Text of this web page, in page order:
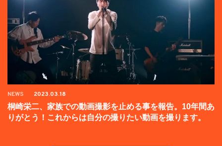
NEWS 2023.03.18
桐崎栄二、家族での動画撮影を止める事を報告。10年間あ
りがとう！これからは自分の撮りたい動画を撮ります。